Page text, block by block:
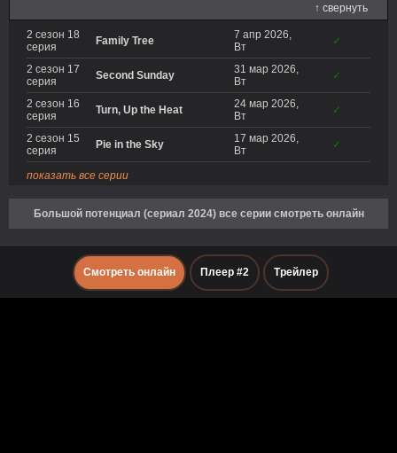
↑ свернуть
2 сезон 18
серия
Family Tree
7 апр 2026,
Вт
✓
2 сезон 17
серия
Second Sunday
31 мар 2026,
Вт
✓
2 сезон 16
серия
Turn, Up the Heat
24 мар 2026,
Вт
✓
2 сезон 15
серия
Pie in the Sky
17 мар 2026,
Вт
✓
показать все серии
Большой потенциал (сериал 2024) все серии смотреть онлайн
Смотреть онлайн Плеер #2 Трейлер